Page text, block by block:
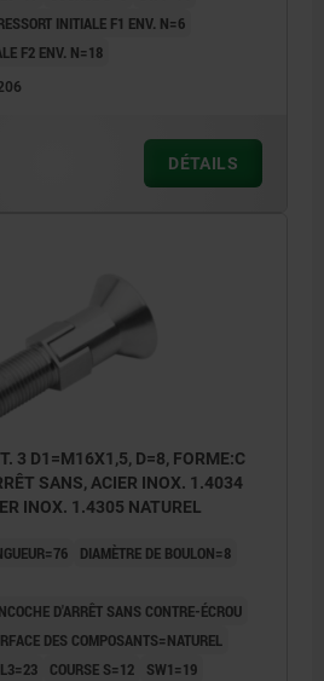
INITIALE F1 ENV. N=6
F2 ENV. N=18
DÉTAILS
3 D1=M16X1,5, D=8, FORME:C
SANS, ACIER INOX. 1.4034
INOX. 1.4305 NATUREL
DIAMÈTRE DE BOULON=8
D'ARRÊT SANS CONTRE-ÉCROU
DES COMPOSANTS=NATUREL
L3=23 COURSE S=12
SW1=19